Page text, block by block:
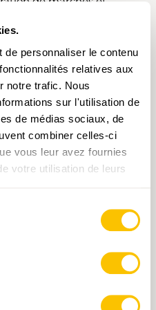
personnaliser le contenu
relatives aux
notre trafic. Nous
sur l'utilisation de
de médias sociaux, de
combiner celles-ci
vous leur avez fournies
votre utilisation de leurs
réparation ou pose de
élagage,
de randonnée.